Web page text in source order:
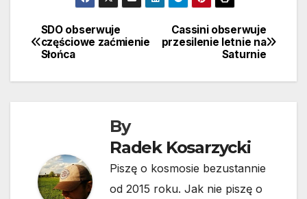
Nawigacja
wpisu
Cassini obserwuje
przesilenie letnie na
Saturnie
SDO obserwuje
częściowe zaćmienie
Słońca
By
Radek Kosarzycki
Piszę o kosmosie bezustannie
od 2015 roku. Jak nie piszę o